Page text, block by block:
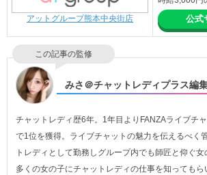
アットグループ熊本中央街店 公式
この記事の監修
みさ＠チャットレディプラス編
チャットレディ歴6年。1年目よりFANZAライブチ
で1位を獲得。ライブチャットの魅力を伝えるべく
トレディとして勤務しグループ内でも師匠と仰ぐ
多くの女の子にチャットレディの仕事を知っても